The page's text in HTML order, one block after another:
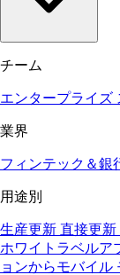
チーム
エンタープライズ
業界
フィンテック＆銀
用途別
生産更新 直接更新
ホワイトラベルア
ョンからモバイル